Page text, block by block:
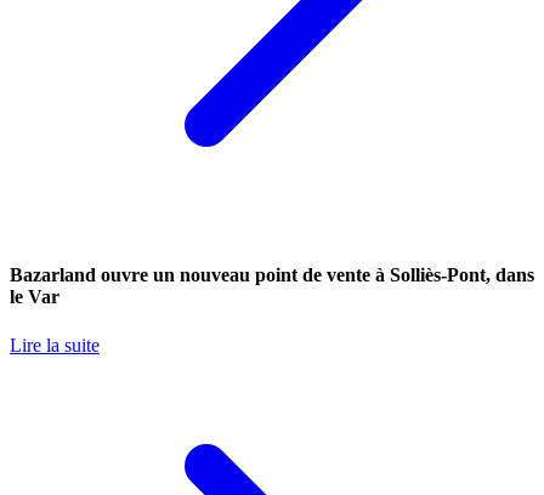
Bazarland ouvre un nouveau point de vente à Solliès-Pont, dans
le Var
Lire la suite